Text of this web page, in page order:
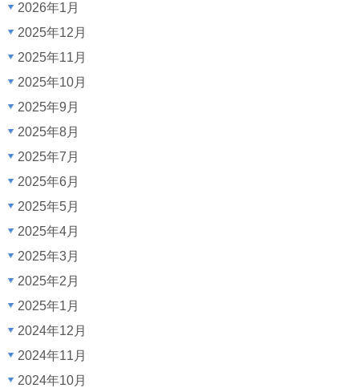
2026年1月
2025年12月
2025年11月
2025年10月
2025年9月
2025年8月
2025年7月
2025年6月
2025年5月
2025年4月
2025年3月
2025年2月
2025年1月
2024年12月
2024年11月
2024年10月